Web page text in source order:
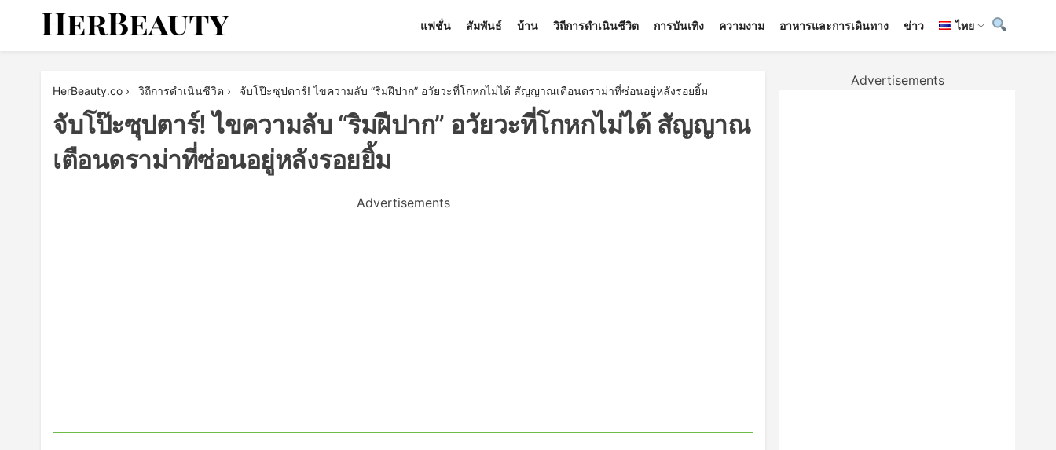
แฟชั่น สัมพันธ์ บ้าน วิถีการดำเนินชีวิต การบันเทิง ความงาม อาหารและการเดินทาง ข่าว ไทย
HerBeauty.co › วิถีการดำเนินชีวิต › จับโป๊ะซุปตาร์! ไขความลับ “ริมฝีปาก” อวัยวะที่โกหกไม่ได้ สัญญาณเตือนดราม่าที่ซ่อนอยู่หลังรอยยิ้ม
จับโป๊ะซุปตาร์! ไขความลับ “ริมฝีปาก” อวัยวะที่โกหกไม่ได้ สัญญาณ
เตือนดราม่าที่ซ่อนอยู่หลังรอยยิ้ม
Advertisements
Advertisements